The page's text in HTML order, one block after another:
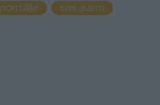
norrtälje sos alarm